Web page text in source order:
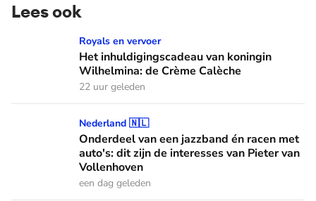
Lees ook
Het inhuldigingscadeau van koningin Wilhelmina: de
Royals en vervoer
Het inhuldigingscadeau van koningin
Wilhelmina: de Crème Calèche
22 uur geleden
Onderdeel van een jazzband én racen met auto's: dit zijn
Nederland 🇳🇱
Onderdeel van een jazzband én racen met
auto's: dit zijn de interesses van Pieter van
Vollenhoven
een dag geleden